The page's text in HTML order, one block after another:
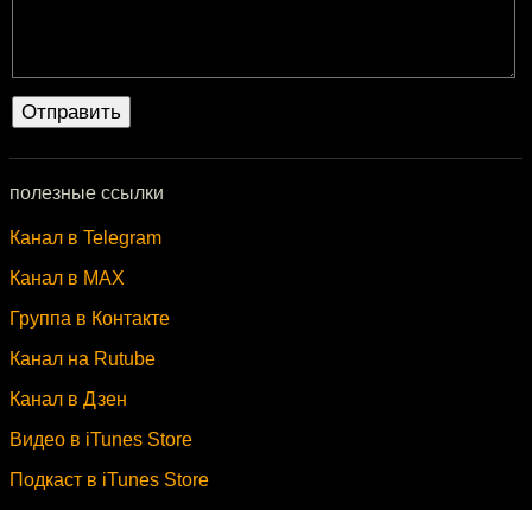
полезные ссылки
Канал в Telegram
Канал в MAX
Группа в Контакте
Канал на Rutube
Канал в Дзен
Видео в iTunes Store
Подкаст в iTunes Store